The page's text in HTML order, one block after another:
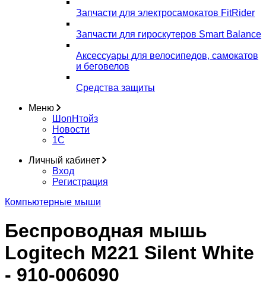
Запчасти для электросамокатов FitRider
Запчасти для гироскутеров Smart Balance
Аксессуары для велосипедов, самокатов
и беговелов
Средства защиты
Меню
ШопНтойз
Новости
1C
Личный кабинет
Вход
Регистрация
Компьютерные мыши
Беспроводная мышь
Logitech M221 Silent White
- 910-006090